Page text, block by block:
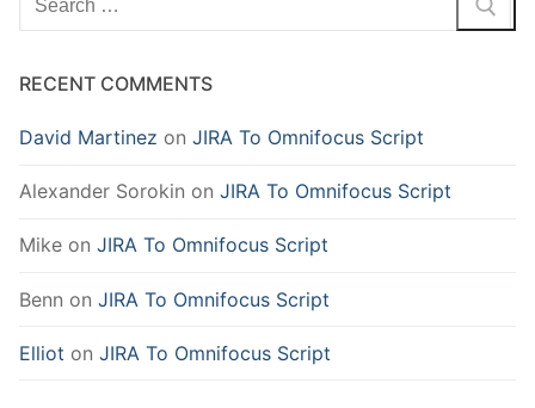
for:
RECENT COMMENTS
David Martinez on JIRA To Omnifocus Script
Alexander Sorokin on JIRA To Omnifocus Script
Mike on JIRA To Omnifocus Script
Benn on JIRA To Omnifocus Script
Elliot on JIRA To Omnifocus Script